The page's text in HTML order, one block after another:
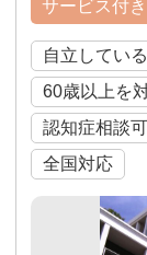
サービス付
自立してい
60歳以上を
認知症相談可
全国対応